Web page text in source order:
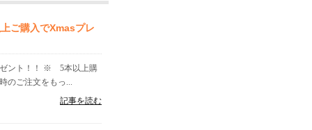
ご購入でXmasプレ
ント！！ ※ 5本以上購
のご注文をもっ...
記事を読む